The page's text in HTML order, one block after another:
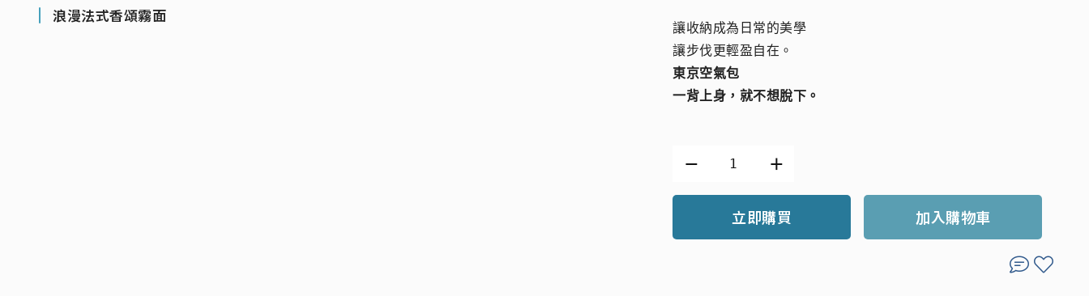
浪漫法式香頌霧面
讓收納成為日常的美學
讓步伐更輕盈自在。
東京空氣包
一背上身，就不想脫下。
立即購買 加入購物車